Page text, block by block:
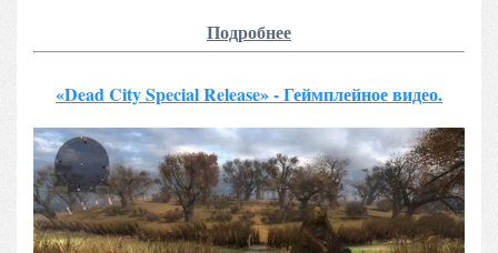
Подробнее
«Dead City Special Release» - Геймплейное видео.